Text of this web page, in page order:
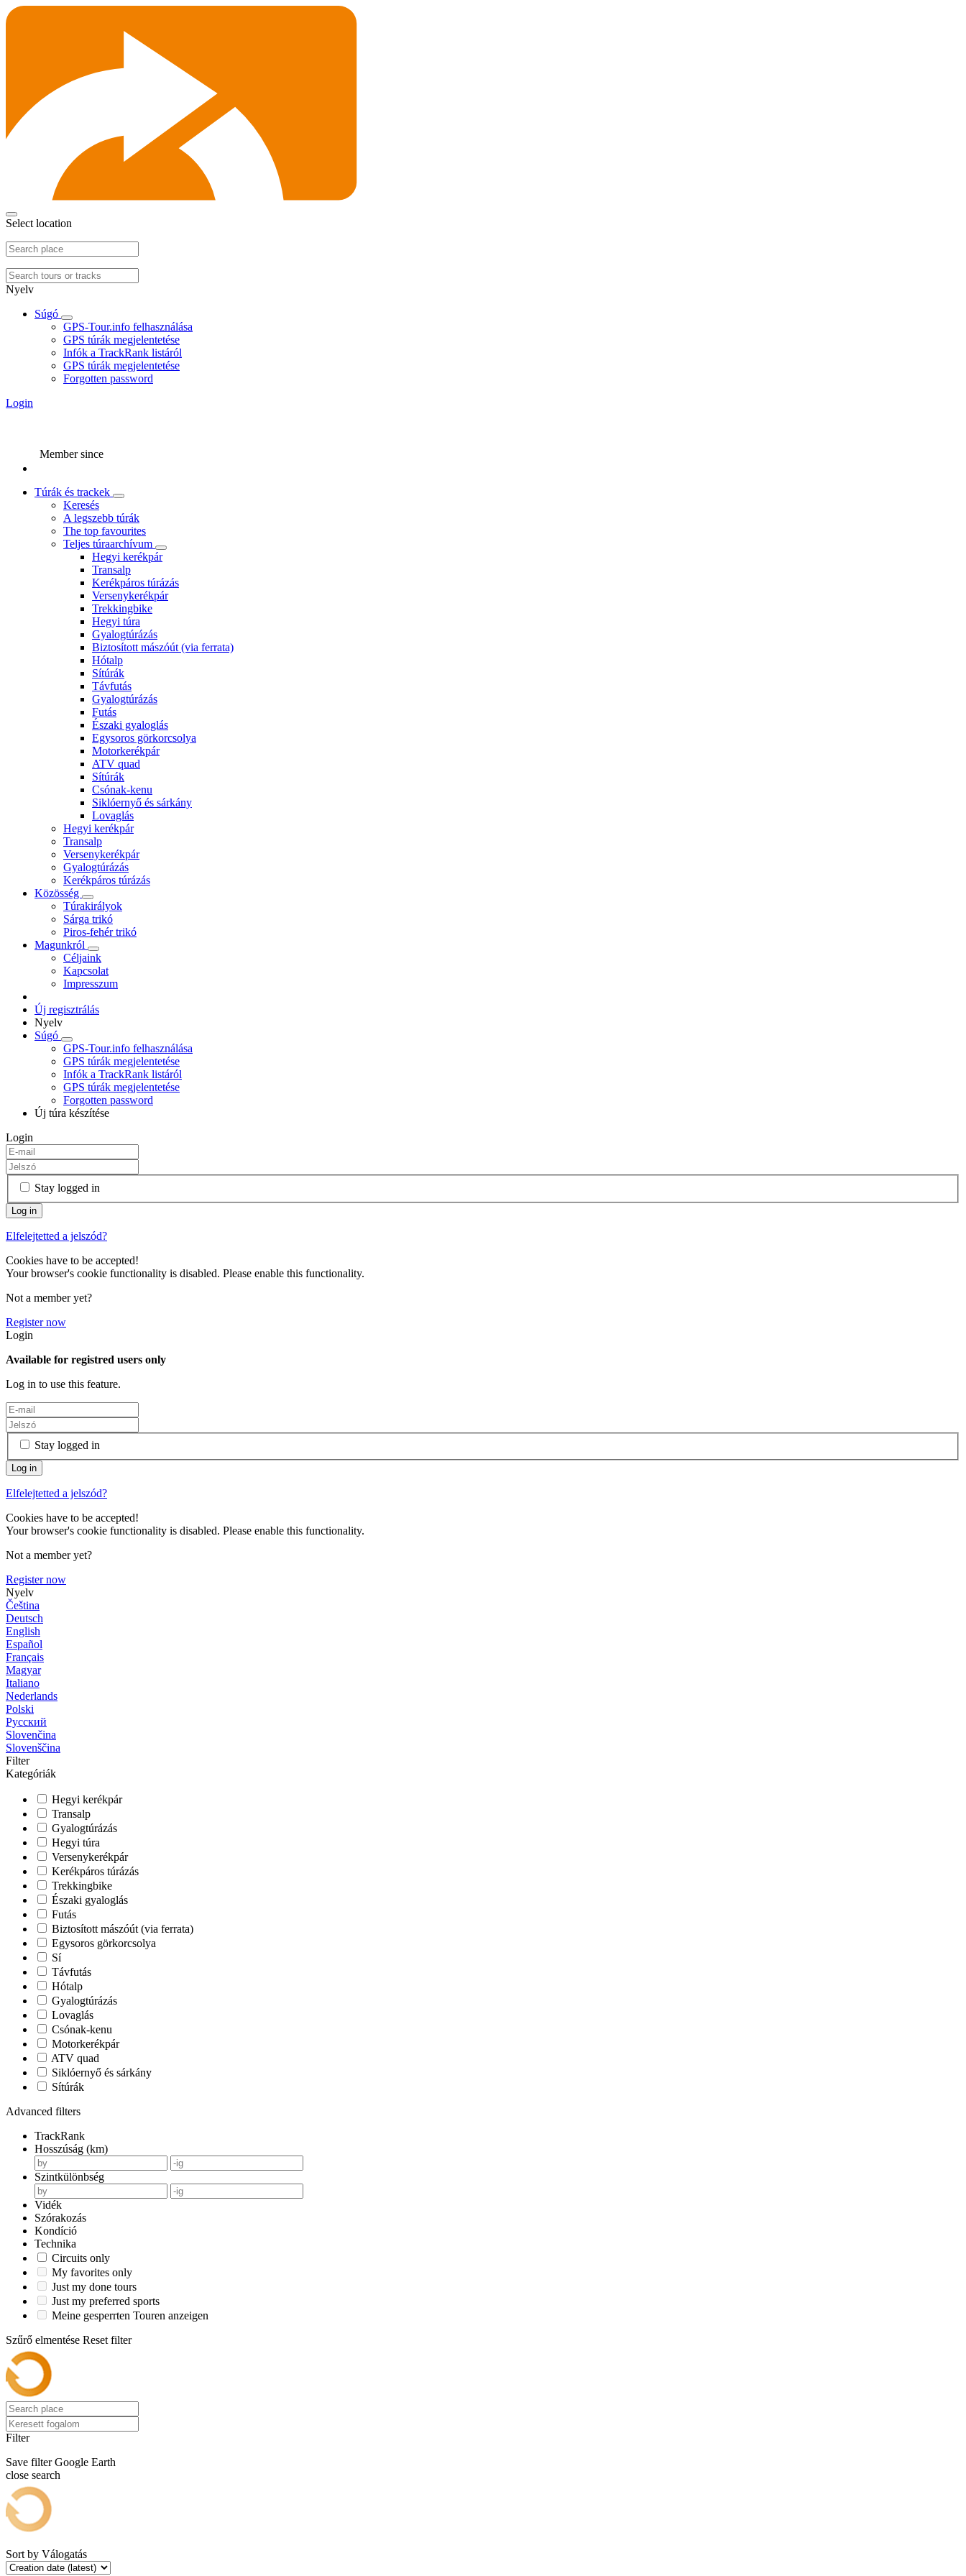
Select location
Nyelv
Súgó
GPS-Tour.info felhasználása
GPS túrák megjelentetése
Infók a TrackRank listáról
GPS túrák megjelentetése
Forgotten password
Login
Member since
Túrák és trackek
Keresés
A legszebb túrák
The top favourites
Teljes túraarchívum
Hegyi kerékpár
Transalp
Kerékpáros túrázás
Versenykerékpár
Trekkingbike
Hegyi túra
Gyalogtúrázás
Biztosított mászóút (via ferrata)
Hótalp
Sítúrák
Távfutás
Gyalogtúrázás
Futás
Északi gyaloglás
Egysoros görkorcsolya
Motorkerékpár
ATV quad
Sítúrák
Csónak-kenu
Siklóernyő és sárkány
Lovaglás
Hegyi kerékpár
Transalp
Versenykerékpár
Gyalogtúrázás
Kerékpáros túrázás
Közösség
Túrakirályok
Sárga trikó
Piros-fehér trikó
Magunkról
Céljaink
Kapcsolat
Impresszum
Új regisztrálás
Nyelv
Súgó
GPS-Tour.info felhasználása
GPS túrák megjelentetése
Infók a TrackRank listáról
GPS túrák megjelentetése
Forgotten password
Új túra készítése
Login
Stay logged in
Elfelejtetted a jelszód?
Cookies have to be accepted!
Your browser's cookie functionality is disabled. Please enable this functionality.
Not a member yet?
Register now
Login
Available for registred users only
Log in to use this feature.
Stay logged in
Elfelejtetted a jelszód?
Cookies have to be accepted!
Your browser's cookie functionality is disabled. Please enable this functionality.
Not a member yet?
Register now
Nyelv
Čeština
Deutsch
English
Español
Français
Magyar
Italiano
Nederlands
Polski
Русский
Slovenčina
Slovenščina
Filter
Kategóriák
Hegyi kerékpár
Transalp
Gyalogtúrázás
Hegyi túra
Versenykerékpár
Kerékpáros túrázás
Trekkingbike
Északi gyaloglás
Futás
Biztosított mászóút (via ferrata)
Egysoros görkorcsolya
Sí
Távfutás
Hótalp
Gyalogtúrázás
Lovaglás
Csónak-kenu
Motorkerékpár
ATV quad
Siklóernyő és sárkány
Sítúrák
Advanced filters
TrackRank
Hosszúság (km)
Szintkülönbség
Vidék
Szórakozás
Kondíció
Technika
Circuits only
My favorites only
Just my done tours
Just my preferred sports
Meine gesperrten Touren anzeigen
Szűrő elmentése Reset filter
Filter
Save filter Google Earth
close search
Sort by Válogatás